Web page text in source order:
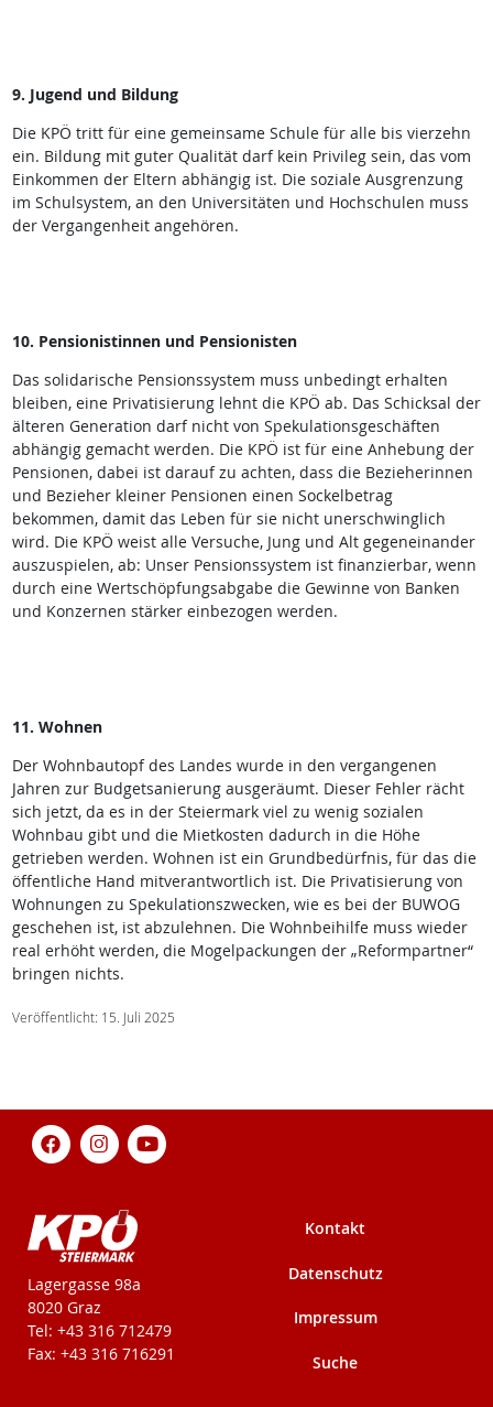
9. Jugend und Bildung
Die KPÖ tritt für eine gemeinsame Schule für alle bis vierzehn
ein. Bildung mit guter Qualität darf kein Privileg sein, das vom
Einkommen der Eltern abhängig ist. Die soziale Ausgrenzung
im Schulsystem, an den Universitäten und Hochschulen muss
der Vergangenheit angehören.
10. Pensionistinnen und Pensionisten
Das solidarische Pensionssystem muss unbedingt erhalten
bleiben, eine Privatisierung lehnt die KPÖ ab. Das Schicksal der
älteren Generation darf nicht von Spekulationsgeschäften
abhängig gemacht werden. Die KPÖ ist für eine Anhebung der
Pensionen, dabei ist darauf zu achten, dass die Bezieherinnen
und Bezieher kleiner Pensionen einen Sockelbetrag
bekommen, damit das Leben für sie nicht unerschwinglich
wird. Die KPÖ weist alle Versuche, Jung und Alt gegeneinander
auszuspielen, ab: Unser Pensionssystem ist finanzierbar, wenn
durch eine Wertschöpfungsabgabe die Gewinne von Banken
und Konzernen stärker einbezogen werden.
11. Wohnen
Der Wohnbautopf des Landes wurde in den vergangenen
Jahren zur Budgetsanierung ausgeräumt. Dieser Fehler rächt
sich jetzt, da es in der Steiermark viel zu wenig sozialen
Wohnbau gibt und die Mietkosten dadurch in die Höhe
getrieben werden. Wohnen ist ein Grundbedürfnis, für das die
öffentliche Hand mitverantwortlich ist. Die Privatisierung von
Wohnungen zu Spekulationszwecken, wie es bei der BUWOG
geschehen ist, ist abzulehnen. Die Wohnbeihilfe muss wieder
real erhöht werden, die Mogelpackungen der „Reformpartner“
bringen nichts.
Veröffentlicht: 15. Juli 2025
KPÖ-Steiermark
Lagergasse 98a
8020 Graz
Tel: +43 316 712479
Fax: +43 316 716291
Kontakt
Datenschutz
Impressum
Suche